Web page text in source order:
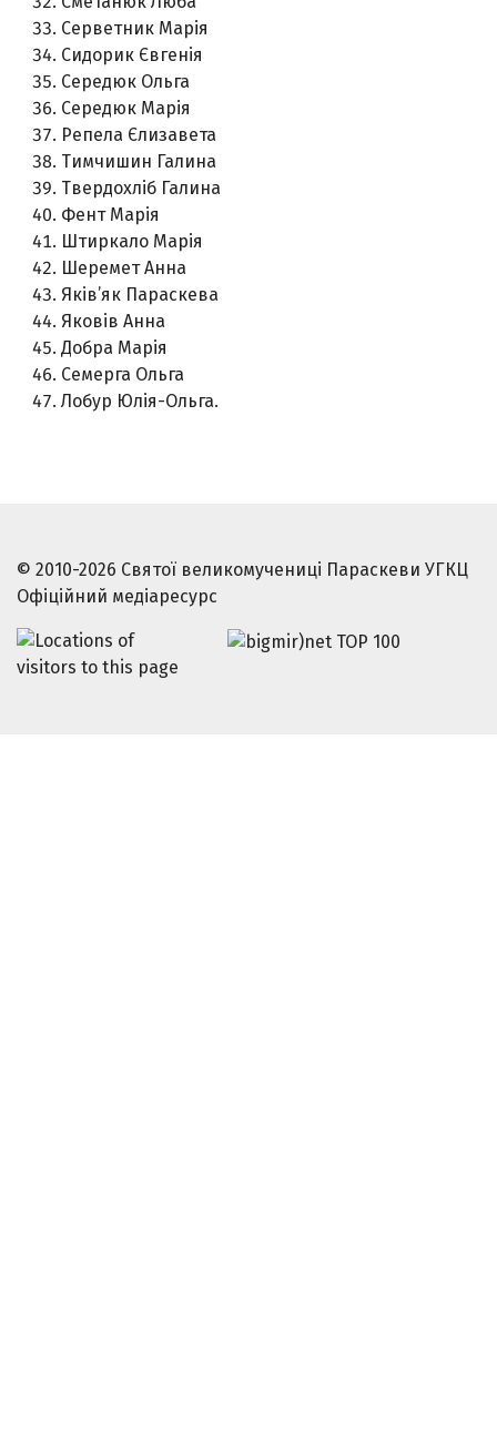
Серветник Марія
Сидорик Євгенія
Середюк Ольга
Середюк Марія
Репела Єлизавета
Тимчишин Галина
Твердохліб Галина
Фент Марія
Штиркало Марія
Шеремет Анна
Яків’як Параскева
Яковів Анна
Добра Марія
Семерга Ольга
Лобур Юлія-Ольга.
© 2010-2026 Святої великомучениці Параскеви УГКЦ
Офіційний медіаресурс